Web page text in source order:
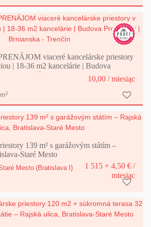
viaceré kancelárske priestory
| 18-36 m2 kancelárie | Budova
- Trenčín
2
10,00 / miesiąc
139 m² s garážovým státím –
Staré Mesto
Mesto (Bratislava I)
1 515 + 4,50 € /
miesiąc